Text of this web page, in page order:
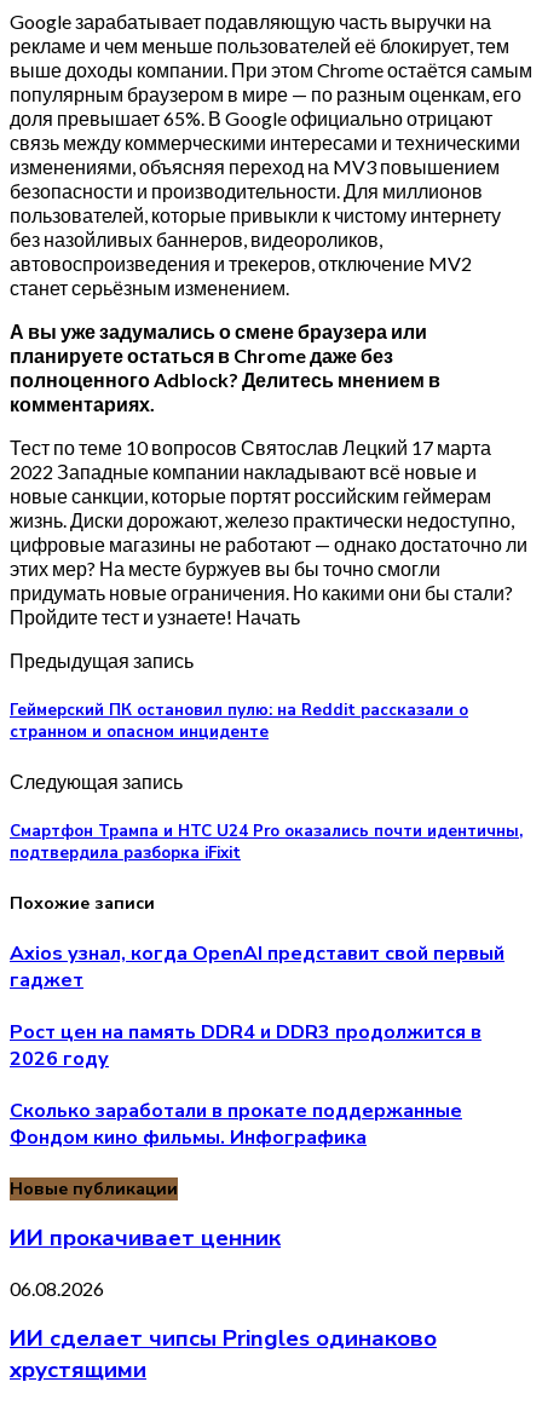
Google зарабатывает подавляющую часть выручки на
рекламе и чем меньше пользователей её блокирует, тем
выше доходы компании. При этом Chrome остаётся самым
популярным браузером в мире — по разным оценкам, его
доля превышает 65%. В Google официально отрицают
связь между коммерческими интересами и техническими
изменениями, объясняя переход на MV3 повышением
безопасности и производительности. Для миллионов
пользователей, которые привыкли к чистому интернету
без назойливых баннеров, видеороликов,
автовоспроизведения и трекеров, отключение MV2
станет серьёзным изменением.
А вы уже задумались о смене браузера или
планируете остаться в Chrome даже без
полноценного Adblock? Делитесь мнением в
комментариях.
Тест по теме 10 вопросов Святослав Лецкий 17 марта
2022 Западные компании накладывают всё новые и
новые санкции, которые портят российским геймерам
жизнь. Диски дорожают, железо практически недоступно,
цифровые магазины не работают — однако достаточно ли
этих мер? На месте буржуев вы бы точно смогли
придумать новые ограничения. Но какими они бы стали?
Пройдите тест и узнаете! Начать
Предыдущая запись
Геймерский ПК остановил пулю: на Reddit рассказали о
странном и опасном инциденте
Следующая запись
Смартфон Трампа и HTC U24 Pro оказались почти идентичны,
подтвердила разборка iFixit
Похожие записи
Axios узнал, когда OpenAI представит свой первый
гаджет
Рост цен на память DDR4 и DDR3 продолжится в
2026 году
Сколько заработали в прокате поддержанные
Фондом кино фильмы. Инфографика
Новые публикации
ИИ прокачивает ценник
06.08.2026
ИИ сделает чипсы Pringles одинаково
хрустящими